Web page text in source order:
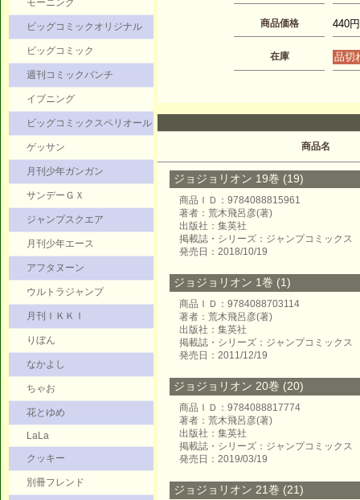
モーニング
ビッグコミックオリジナル
ビッグコミック
週刊コミックバンチ
イブニング
ビッグコミックスペリオール
ゲッサン
月刊少年ガンガン
サンデーＧＸ
ジャンプスクエア
月刊少年エース
アフタヌーン
ウルトラジャンプ
月刊ＩＫＫＩ
りぼん
なかよし
ちゃお
花とゆめ
LaLa
クッキー
別冊フレンド
商品価格 440円
在庫 品切
商品名
ジョジョリオン 19巻 (19)
商品ＩＤ：9784088815961
著者：荒木飛呂彦(著)
出版社：集英社
掲載誌・シリーズ：ジャンプコミックス
発売日：2018/10/19
ジョジョリオン 1巻 (1)
商品ＩＤ：9784088703114
著者：荒木飛呂彦(著)
出版社：集英社
掲載誌・シリーズ：ジャンプコミックス
発売日：2011/12/19
ジョジョリオン 20巻 (20)
商品ＩＤ：9784088817774
著者：荒木飛呂彦(著)
出版社：集英社
掲載誌・シリーズ：ジャンプコミックス
発売日：2019/03/19
ジョジョリオン 21巻 (21)